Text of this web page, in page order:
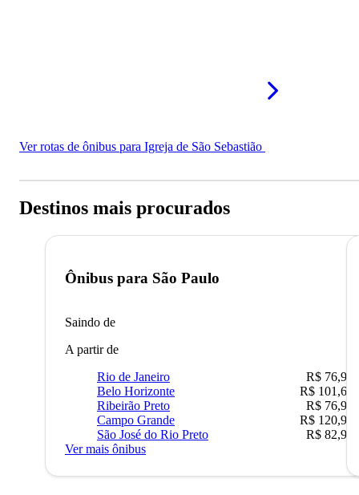
Ver rotas de ônibus para Igreja de São Sebastião
Destinos mais procurados
Ônibus para São Paulo
Saindo de
A partir de
Rio de Janeiro
R$ 76,90
Belo Horizonte
R$ 101,67
Ribeirão Preto
R$ 76,90
Campo Grande
R$ 120,90
São José do Rio Preto
R$ 82,90
Ver mais ônibus